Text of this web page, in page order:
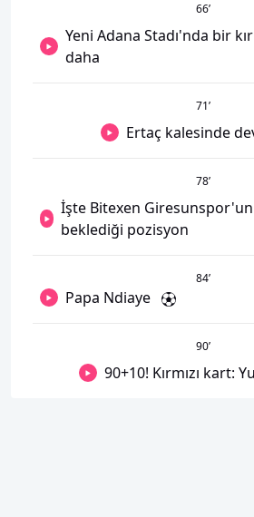
66’
Yeni Adana Stadı'nda bir
daha
71’
Ertaç kalesinde
78’
İşte Bitexen Giresunspor'un
beklediği pozisyon
84’
Papa Ndiaye
90’
90+10! Kırmızı kart: